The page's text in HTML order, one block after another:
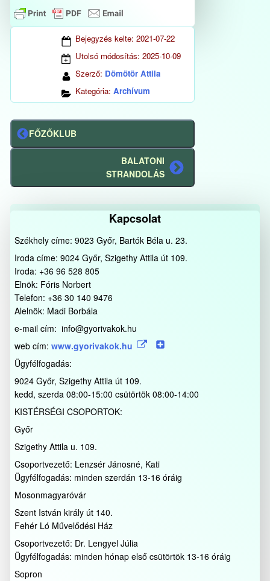
Bejegyzés kelte: 2021-07-22
Utolsó módosítás: 2025-10-09
Szerző: Dömötör Attila
Kategória: Archívum
Előző
bejegyzés
FŐZŐKLUB
Következő
bejegyzés
BALATONI
STRANDOLÁS
Kapcsolat
Székhely címe: 9023 Győr, Bartók Béla u. 23.
Iroda címe: 9024 Győr, Szigethy Attila út 109.
Iroda: +36 96 528 805
Elnök: Fóris Norbert
Telefon: +36 30 140 9476
Alelnök: Madi Borbála
e-mail cím: info@gyorivakok.hu
web cím: www.gyorivakok.hu
Ügyfélfogadás:
9024 Győr, Szigethy Attila út 109.
kedd, szerda 08:00-15:00 csütörtök 08:00-14:00
KISTÉRSÉGI CSOPORTOK:
Győr
Szigethy Attila u. 109.
Csoportvezető: Lenzsér Jánosné, Kati
Ügyfélfogadás: minden szerdán 13-16 óráig
Mosonmagyaróvár
Szent István király út 140.
Fehér Ló Művelődési Ház
Csoportvezető: Dr. Lengyel Júlia
Ügyfélfogadás: minden hónap első csütörtök 13-16 óráig
Sopron